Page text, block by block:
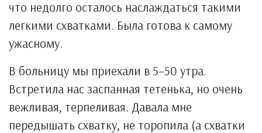
что недолго осталось наслаждаться такими
легкими схватками. Была готова к самому
ужасному.
В больницу мы приехали в 5–50 утра.
Встретила нас заспанная тетенька, но очень
вежливая, терпеливая. Давала мне
передышать схватку, не торопила (а схватки